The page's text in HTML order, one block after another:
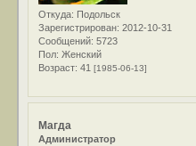
Откуда: Подольск
Зарегистрирован: 2012-10-31
Сообщений: 5723
Пол: Женский
Возраст: 41[1985-06-13]
Магда
Администратор